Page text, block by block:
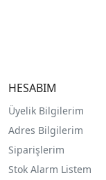
HESABIM
Üyelik Bilgilerim
Adres Bilgilerim
Siparişlerim
Stok Alarm Listem